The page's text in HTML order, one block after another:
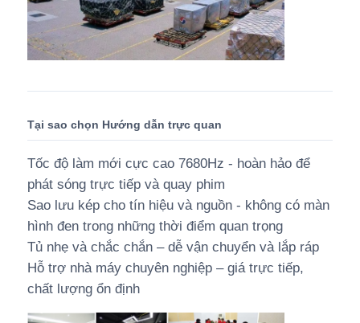
Tại sao chọn Hướng dẫn trực quan
Tốc độ làm mới cực cao 7680Hz - hoàn hảo để
phát sóng trực tiếp và quay phim
Sao lưu kép cho tín hiệu và nguồn - không có màn
hình đen trong những thời điểm quan trọng
Tủ nhẹ và chắc chắn – dễ vận chuyển và lắp ráp
Hỗ trợ nhà máy chuyên nghiệp – giá trực tiếp,
chất lượng ổn định